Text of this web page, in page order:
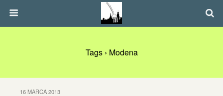
Tags › Modena
16 MARCA 2013